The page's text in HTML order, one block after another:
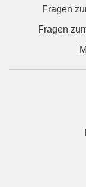
Fragen
Fragen